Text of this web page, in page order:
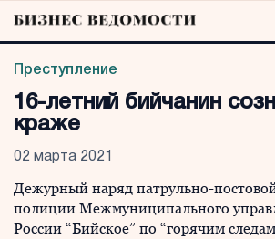
Преступление
16-летний бийчанин
краже
02 марта 2021
Дежурный наряд патрульно-
полиции Межмуниципального
России “Бийское” по “горячим